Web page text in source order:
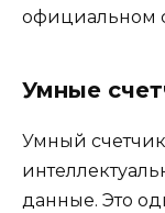
официальном
Умные
Умный
данные. Это